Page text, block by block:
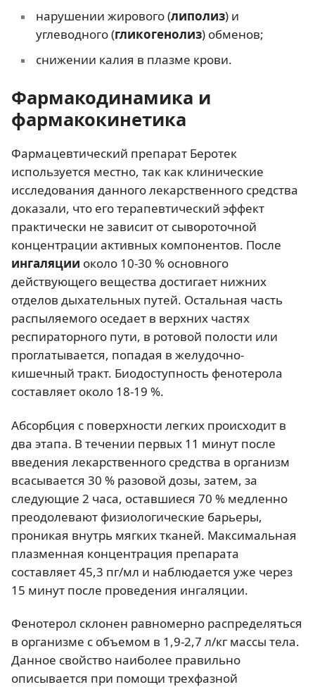
нарушении жирового (липолиз) и
углеводного (гликогенолиз) обменов;
снижении калия в плазме крови.
Фармакодинамика и
фармакокинетика
Фармацевтический препарат Беротек
используется местно, так как клинические
исследования данного лекарственного средства
доказали, что его терапевтический эффект
практически не зависит от сывороточной
концентрации активных компонентов. После
ингаляции около 10-30 % основного
действующего вещества достигает нижних
отделов дыхательных путей. Остальная часть
распыляемого оседает в верхних частях
респираторного пути, в ротовой полости или
проглатывается, попадая в желудочно-
кишечный тракт. Биодоступность фенотерола
составляет около 18-19 %.
Абсорбция с поверхности легких происходит в
два этапа. В течении первых 11 минут после
введения лекарственного средства в организм
всасывается 30 % разовой дозы, затем, за
следующие 2 часа, оставшиеся 70 % медленно
преодолевают физиологические барьеры,
проникая внутрь мягких тканей. Максимальная
плазменная концентрация препарата
составляет 45,3 пг/мл и наблюдается уже через
15 минут после проведения ингаляции.
Фенотерол склонен равномерно распределяться
в организме с объемом в 1,9-2,7 л/кг массы тела.
Данное свойство наиболее правильно
описывается при помощи трехфазной